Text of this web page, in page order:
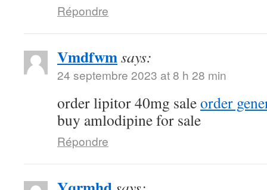
Répondre
Vmdfwmsays:
24 septembre 2023 at 8 h 28 min
order lipitor 40mg saleorder
buy amlodipine for sale
Répondre